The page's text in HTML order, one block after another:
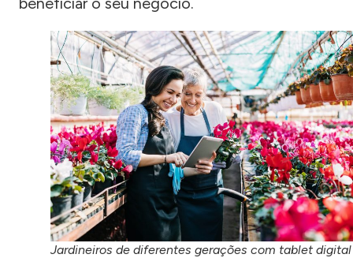
Jardineiros de diferentes gerações com tablet digital